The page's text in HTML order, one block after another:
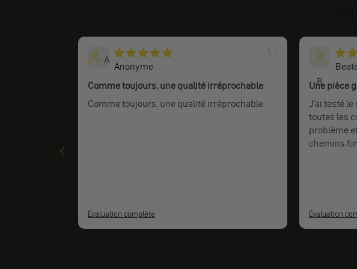
A Anonyme
Comme toujours, une qualité irréprochable
Comme toujours, une qualité irréprochable
Évaluation complète
B
Une pièce
J'ai testé
toutes les
problème
chemins
Évaluation